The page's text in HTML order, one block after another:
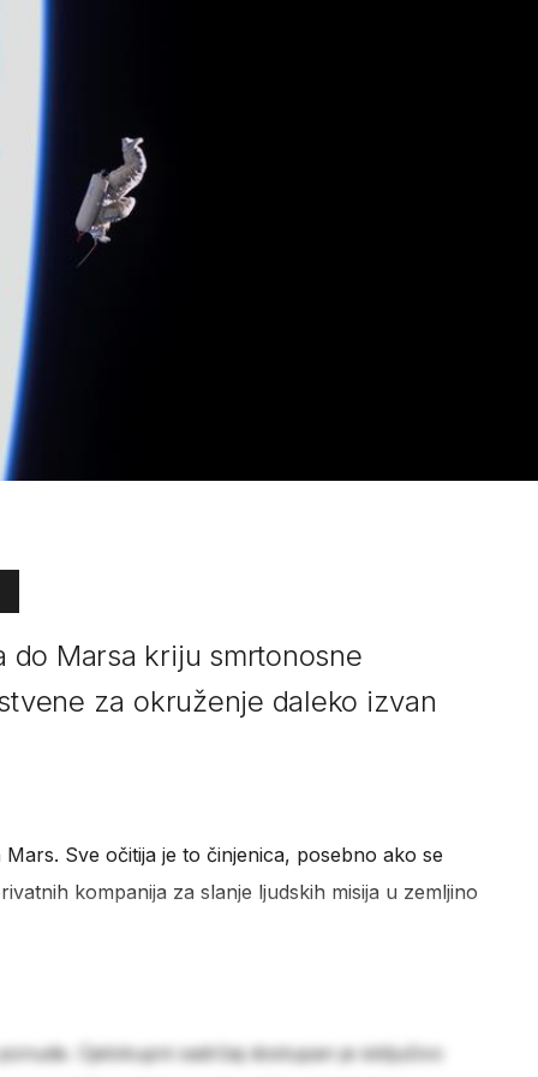
do Marsa kriju smrtonosne
za okruženje daleko izvan
Sve očitija je to činjenica, posebno ako se
kompanija za slanje ljudskih misija u zemljino
Cjelokupni sadržaj dostupan je isključivo